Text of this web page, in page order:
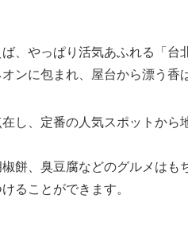
、やっぱり活気あふれる「台
ンに包まれ、屋台から漂う香
し、定番の人気スポットか
餅、臭豆腐などのグルメはも
ることができます。